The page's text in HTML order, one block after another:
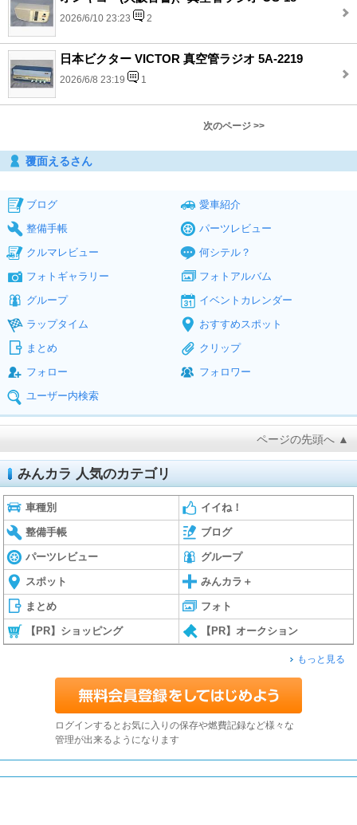
2026/6/10 23:23 2
日本ビクター VICTOR 真空管ラジオ 5A-2219
2026/6/8 23:19 1
次のページ >>
覆面えるさん
ブログ
愛車紹介
整備手帳
パーツレビュー
クルマレビュー
何シテル？
フォトギャラリー
フォトアルバム
グループ
イベントカレンダー
ラップタイム
おすすめスポット
まとめ
クリップ
フォロー
フォロワー
ユーザー内検索
ページの先頭へ ▲
みんカラ 人気のカテゴリ
車種別 イイね！
整備手帳 ブログ
パーツレビュー グループ
スポット みんカラ＋
まとめ フォト
【PR】ショッピング 【PR】オークション
もっと見る
ログインするとお気に入りの保存や燃費記録など様々な
管理が出来るようになります